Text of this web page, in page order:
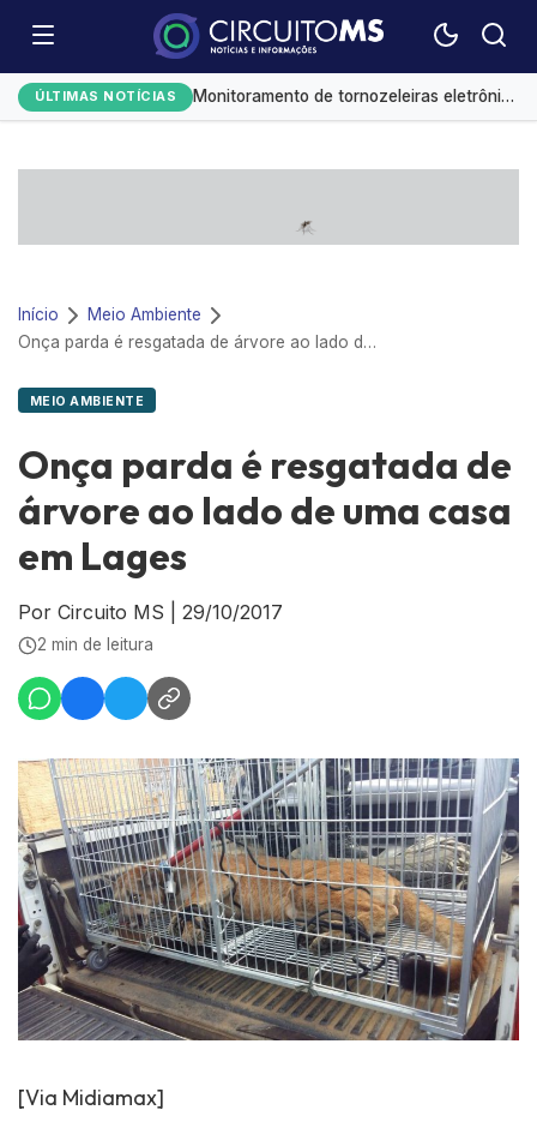
ÚLTIMAS NOTÍCIAS
Redução da taxa de juros ainda é insuficiente, avaliam entidades
Monitoramento de tornozeleiras eletrônicas gera custo mensal de R$ 1,8 milhão
El Niño já provoca R$ 3,5 bi em prejuízos e afeta mais 200 cidades brasileiras, diz CNM
Início
Meio Ambiente
Onça parda é resgatada de árvore ao lado de uma casa em Lages
MEIO AMBIENTE
Onça parda é resgatada de
árvore ao lado de uma casa
em Lages
Por Circuito MS 29/10/2017
2 min de leitura
[Via Midiamax]